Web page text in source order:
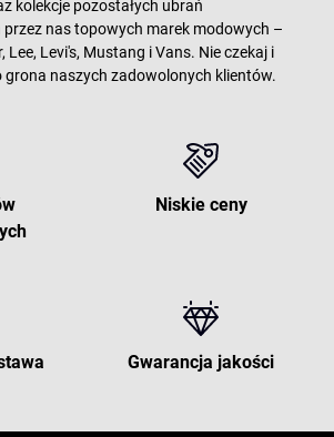
kolekcje pozostałych ubrań
nas topowych marek modowych –
Lee, Levi's, Mustang i Vans. Nie czekaj i
grona naszych zadowolonych klientów.
Niskie ceny
Gwarancja jakości